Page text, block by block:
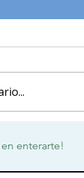
Día del
enterarte!